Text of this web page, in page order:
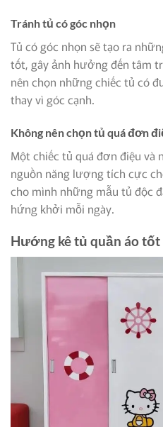
Tránh tủ có góc nhọn
Tủ có góc nhọn sẽ tạo ra
tốt, gây ảnh hưởng đến tâm
nên chọn những chiếc tủ có
thay vì góc cạnh.
Không nên chọn tủ quá đơn
Một chiếc tủ quá đơn điệu và
nguồn năng lượng tích cực
cho mình những mẫu tủ độc
hứng khởi mỗi ngày.
Hướng kê tủ quần áo